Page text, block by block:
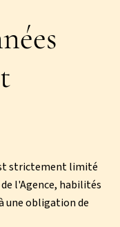
strictement limité
l'Agence, habilités
une obligation de